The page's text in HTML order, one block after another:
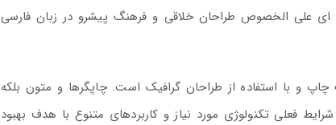
ای علی الخصوص طراحان خلاقی و فرهنگ پیشرو در زبان فارسی
و با استفاده از طراحان گرافیک است. چاپگرها و متون بلکه
فعلی تکنولوژی مورد نیاز و کاربردهای متنوع با هدف بهبود